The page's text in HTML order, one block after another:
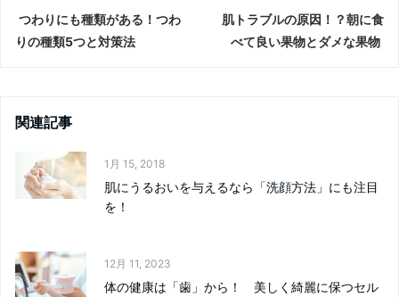
つわりにも種類がある！つわ
りの種類5つと対策法
肌トラブルの原因！？朝に食
べて良い果物とダメな果物
関連記事
1月 15, 2018
肌にうるおいを与えるなら「洗顔方法」にも注目
を！
12月 11, 2023
体の健康は「歯」から！ 美しく綺麗に保つセル